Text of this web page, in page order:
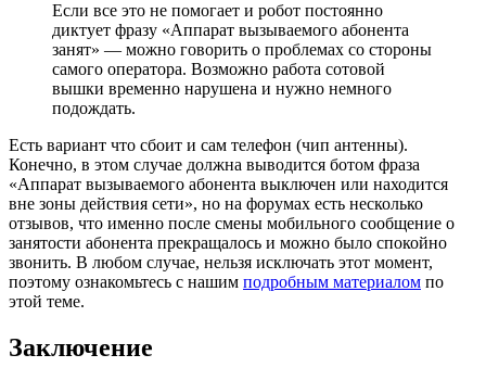
Если все это не помогает и робот постоянно
диктует фразу «Аппарат вызываемого абонента
занят» — можно говорить о проблемах со стороны
самого оператора. Возможно работа сотовой
вышки временно нарушена и нужно немного
подождать.
Есть вариант что сбоит и сам телефон (чип антенны).
Конечно, в этом случае должна выводится ботом фраза
«Аппарат вызываемого абонента выключен или находится
вне зоны действия сети», но на форумах есть несколько
отзывов, что именно после смены мобильного сообщение о
занятости абонента прекращалось и можно было спокойно
звонить. В любом случае, нельзя исключать этот момент,
поэтому ознакомьтесь с нашим подробным материалом по
этой теме.
Заключение